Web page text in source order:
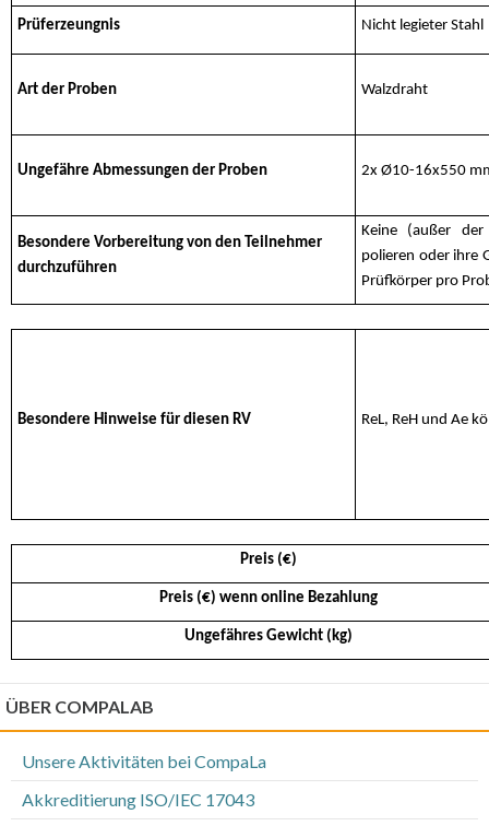
Prüferzeungnis Nicht legieter Stahl
Art der Proben Walzdraht
Ungefähre Abmessungen der Proben 2x Ø10-16x550
Besondere Vorbereitung von den Teilnehmer
durchzuführen
Keine (außer
polieren oder ihre
Prüfkörper pro
Besondere Hinweise für diesen RV ReL, ReH und Ae
Preis (€)
Preis (€) wenn online Bezahlung
Ungefähres Gewicht (kg)
ÜBER COMPALAB
Unsere Aktivitäten bei CompaLa
Akkreditierung ISO/IEC 17043